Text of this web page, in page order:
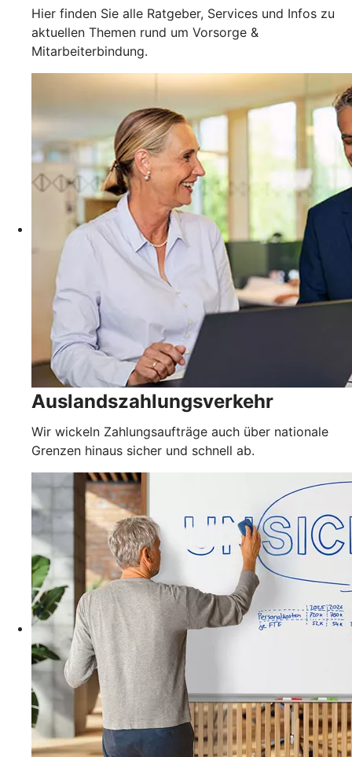
Hier finden Sie alle Ratgeber, Services und Infos zu
aktuellen Themen rund um Vorsorge &
Mitarbeiterbindung.
Auslandszahlungsverkehr
Wir wickeln Zahlungsaufträge auch über nationale
Grenzen hinaus sicher und schnell ab.